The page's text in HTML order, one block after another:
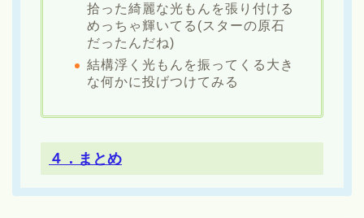
拾った綺麗な光もんを張り付ける
めっちゃ輝いてる(スターの原石
だったんだね)
結構浮く光もんを振ってくる大き
な何かに投げつけてみる
４．まとめ